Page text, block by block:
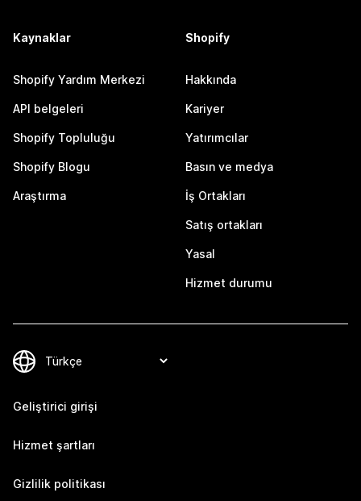
Kaynaklar
Shopify Yardım Merkezi
API belgeleri
Shopify Topluluğu
Shopify Blogu
Araştırma
Shopify
Hakkında
Kariyer
Yatırımcılar
Basın ve medya
İş Ortakları
Satış ortakları
Yasal
Hizmet durumu
Geliştirici girişi
Hizmet şartları
Gizlilik politikası